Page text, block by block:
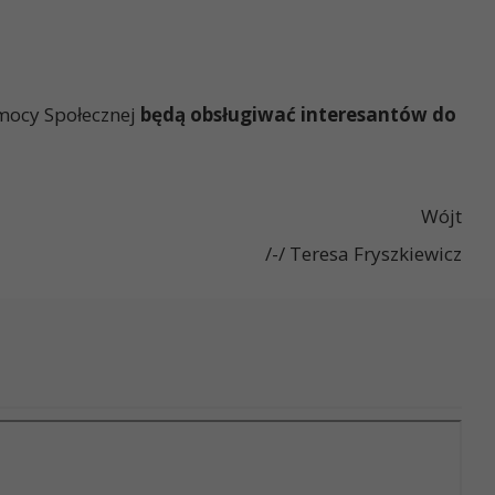
Społecznej będą obsługiwać interesantów do
Fryszkiewicz